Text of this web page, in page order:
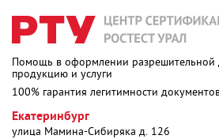
Помощь в оформлении разрешительной
продукцию и услуги
100% гарантия легитимности
Екатеринбург
улица Мамина-Сибиряка д. 126